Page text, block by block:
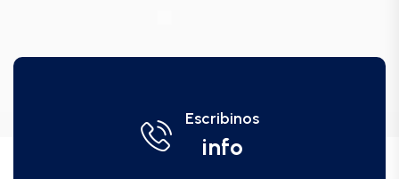
Escribinos
info